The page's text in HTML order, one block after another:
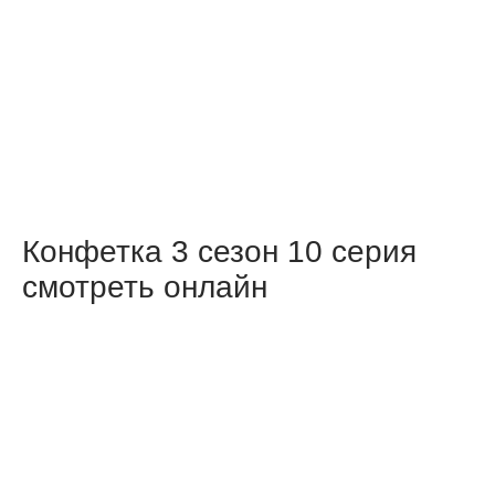
Конфетка 3 сезон 10 серия
смотреть онлайн